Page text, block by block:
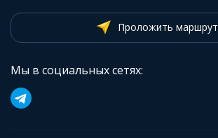
Проложить маршрут
Мы в социальных сетях: